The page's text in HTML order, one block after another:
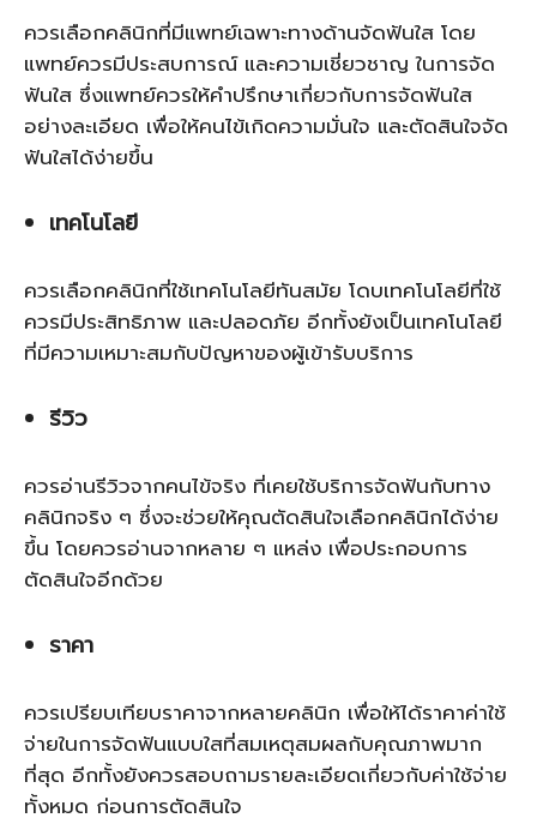
ควรเลือกคลินิกที่มีแพทย์เฉพาะทางด้านจัดฟันใส โดย
แพทย์ควรมีประสบการณ์ และความเชี่ยวชาญ ในการจัด
ฟันใส ซึ่งแพทย์ควรให้คำปรึกษาเกี่ยวกับการจัดฟันใส
อย่างละเอียด เพื่อให้คนไข้เกิดความมั่นใจ และตัดสินใจจัด
ฟันใสได้ง่ายขึ้น
เทคโนโลยี
ควรเลือกคลินิกที่ใช้เทคโนโลยีทันสมัย โดบเทคโนโลยีที่ใช้
ควรมีประสิทธิภาพ และปลอดภัย อีกทั้งยังเป็นเทคโนโลยี
ที่มีความเหมาะสมกับปัญหาของผู้เข้ารับบริการ
รีวิว
ควรอ่านรีวิวจากคนไข้จริง ที่เคยใช้บริการจัดฟันกับทาง
คลินิกจริง ๆ ซึ่งจะช่วยให้คุณตัดสินใจเลือกคลินิกได้ง่าย
ขึ้น โดยควรอ่านจากหลาย ๆ แหล่ง เพื่อประกอบการ
ตัดสินใจอีกด้วย
ราคา
ควรเปรียบเทียบราคาจากหลายคลินิก เพื่อให้ได้ราคาค่าใช้
จ่ายในการจัดฟันแบบใสที่สมเหตุสมผลกับคุณภาพมาก
ที่สุด อีกทั้งยังควรสอบถามรายละเอียดเกี่ยวกับค่าใช้จ่าย
ทั้งหมด ก่อนการตัดสินใจ